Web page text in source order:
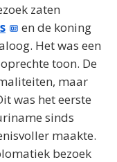
zaten
en de koning
Het was een
toon. De
maar
was het eerste
sinds
maakte.
bezoek